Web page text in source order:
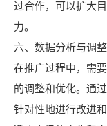
过合作，可以扩大
力。
六、数据分析与调
在推广过程中，需
的调整和优化。通
针对性地进行改进